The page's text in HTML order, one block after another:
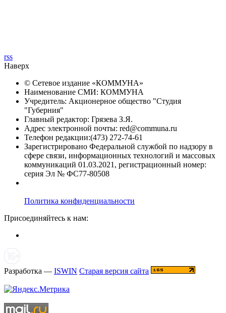
rss
Наверх
© Сетевое издание «КОММУНА»
Наименование СМИ: КОММУНА
Учредитель: Акционерное общество "Студия
"Губерния"
Главный редактор: Грязева З.Я.
Адрес электронной почты: red@communa.ru
Телефон редакции:(473) 272-74-61
Зарегистрировано Федеральной службой по надзору в
сфере связи, информационных технологий и массовых
коммуникаций 01.03.2021, регистрационный номер:
серия Эл № ФС77-80508
Политика конфиденциальности
Присоединяйтесь к нам:
Разработка — ISWIN Старая версия сайта